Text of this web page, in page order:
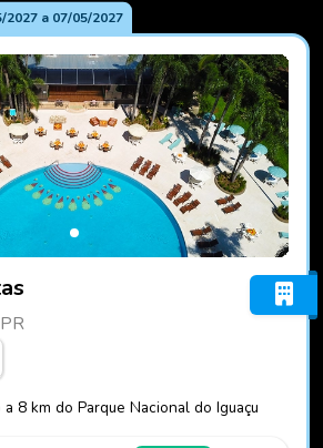
2027a 07/05/2027
8 km do Parque Nacional do Iguaçu